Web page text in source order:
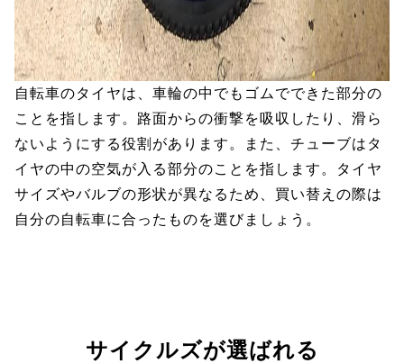
自転車のタイヤは、車輪の中でもゴムでできた部分の
ことを指します。路面からの衝撃を吸収したり、滑ら
ないようにする役割があります。また、チューブはタ
イヤの中の空気が入る部分のことを指します。タイヤ
サイズやバルブの形状が異なるため、買い替えの際は
自分の自転車に合ったものを選びましょう。
サイクルズが選ばれる